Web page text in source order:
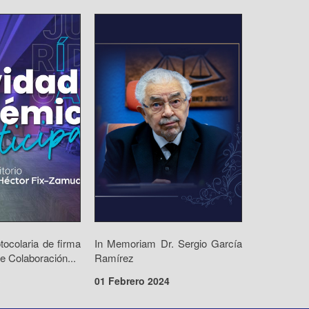
de firma
Colaboración...
In Memoriam Dr. Sergio García
Ramírez
01 Febrero 2024